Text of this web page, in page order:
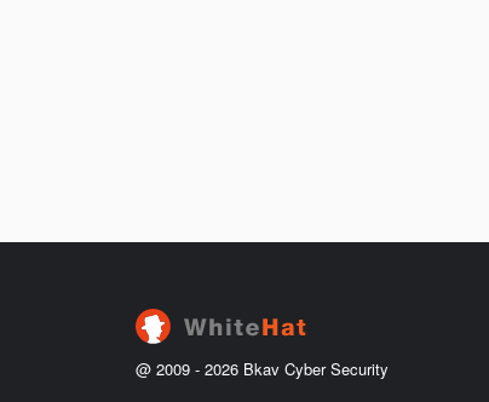
@ 2009 - 2026 Bkav Cyber Security